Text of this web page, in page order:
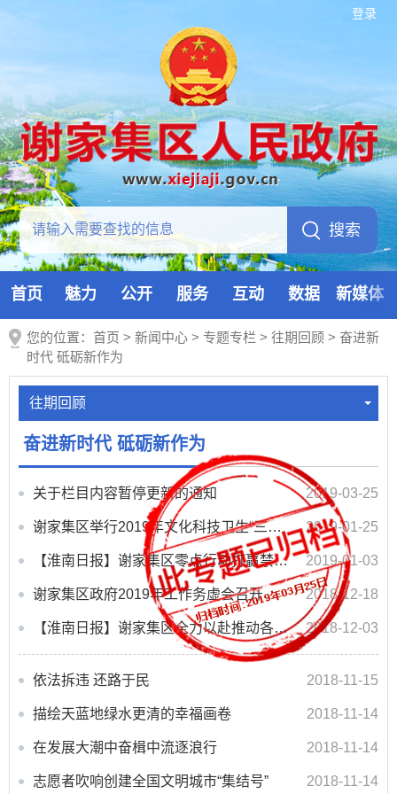
登录
首页 魅力 公开 服务 互动 数据 新媒体
您的位置： 首页 > 新闻中心 > 专题专栏 > 往期回顾 > 奋进新
时代 砥砺新作为
往期回顾
奋进新时代 砥砺新作为
2019-03-25
关于栏目内容暂停更新的通知
2019-01-25
谢家集区举行2019年文化科技卫生“三下乡”活动
2019-01-03
【淮南日报】谢家集区零点行动打赢禁放第一仗
2018-12-18
谢家集区政府2019年工作务虚会召开
2018-12-03
【淮南日报】谢家集区全力以赴推动各项工作回升进位
2018-11-15
依法拆违 还路于民
2018-11-14
描绘天蓝地绿水更清的幸福画卷
2018-11-14
在发展大潮中奋楫中流逐浪行
2018-11-14
志愿者吹响创建全国文明城市“集结号”